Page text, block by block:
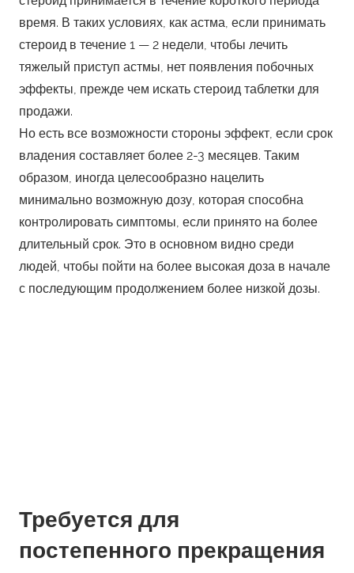
время. В таких условиях, как астма, если принимать
стероид в течение 1 — 2 недели, чтобы лечить
тяжелый приступ астмы, нет появления побочных
эффекты, прежде чем искать стероид таблетки для
продажи.
Но есть все возможности стороны эффект, если срок
владения составляет более 2-3 месяцев. Таким
образом, иногда целесообразно нацелить
минимально возможную дозу, которая способна
контролировать симптомы, если принято на более
длительный срок. Это в основном видно среди
людей, чтобы пойти на более высокая доза в начале
с последующим продолжением более низкой дозы.
как только вы вылечитесь. Вам следует позаботиться
после постепенный интервал времени.